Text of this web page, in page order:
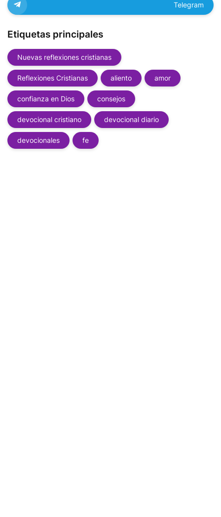
Telegram
Etiquetas principales
Nuevas reflexiones cristianas
Reflexiones Cristianas aliento amor
confianza en Dios consejos
devocional cristiano devocional diario
devocionales fe